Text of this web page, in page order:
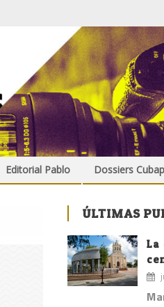
Editorial Pablo Dossiers
ÚLTIMAS
La